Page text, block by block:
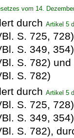
vom 14.
durchArtikel 5
S. 725,
S. 349,
S. 782)
S. 782)
durchArtikel 5
S. 725,
S. 349,
S. 782),